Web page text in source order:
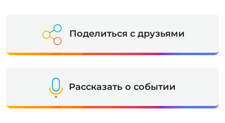
Поделиться с друзьями
Рассказать о событии